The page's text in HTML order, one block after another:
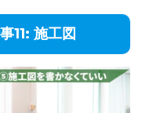
11: 施工図